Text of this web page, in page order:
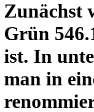
Zunächst
Grün
ist. In
man in